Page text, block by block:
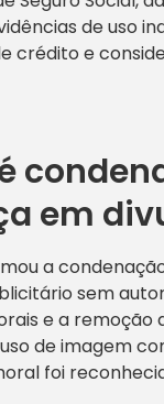
de uso
e
em
a
sem
e a remoção
de imagem
foi